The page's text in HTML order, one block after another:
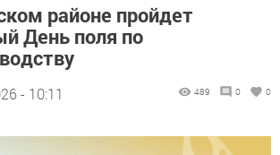
районе пройдет
День поля по
- 10:11 489 0 0